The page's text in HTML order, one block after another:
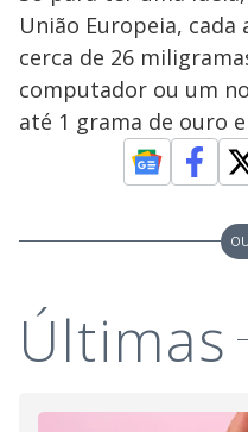
União Europeia,
cerca de 26
computador ou um
até 1 grama de ouro
Últimas